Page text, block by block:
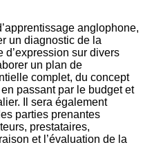
anglophone,
un diagnostic de la
d’expression sur divers
un plan de
complet, du concept
passant par le budget et
Il sera également
parties prenantes
prestataires,
et l’évaluation de la